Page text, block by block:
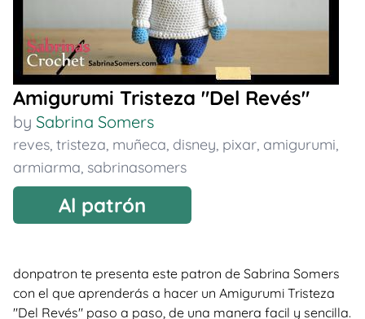
Amigurumi Tristeza "Del Revés"
by Sabrina Somers
reves, tristeza, muñeca, disney, pixar, amigurumi,
armiarma, sabrinasomers
Al patrón
donpatron te presenta este patron de Sabrina Somers
con el que aprenderás a hacer un Amigurumi Tristeza
"Del Revés" paso a paso, de una manera facil y sencilla.